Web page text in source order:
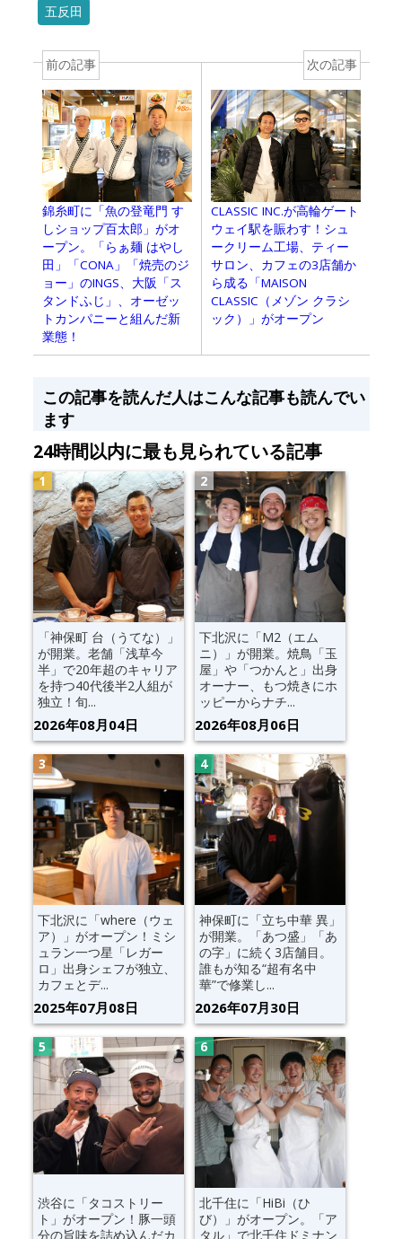
五反田
前の記事
錦糸町に「魚の登竜門 す
しショップ百太郎」がオ
ープン。「らぁ麺 はやし
田」「CONA」「焼売のジ
ョー」のINGS、大阪「ス
タンドふじ」、オーゼッ
トカンパニーと組んだ新
業態！
次の記事
CLASSIC INC.が高輪ゲート
ウェイ駅を賑わす！シュ
ークリーム工場、ティー
サロン、カフェの3店舗か
ら成る「MAISON
CLASSIC（メゾン クラシ
ック）」がオープン
この記事を読んだ人はこんな記事も読んでい
ます
24時間以内に最も見られている記事
「神保町 台（うてな）」
が開業。老舗「浅草今
半」で20年超のキャリア
を持つ40代後半2人組が
独立！旬...
2026年08月04日
下北沢に「M2（エム
ニ）」が開業。焼鳥「玉
屋」や「つかんと」出身
オーナー、もつ焼きにホ
ッピーからナチ...
2026年08月06日
下北沢に「where（ウェ
ア）」がオープン！ミシ
ュラン一つ星「レガー
ロ」出身シェフが独立、
カフェとデ...
2025年07月08日
神保町に「立ち中華 異」
が開業。「あつ盛」「あ
の字」に続く3店舗目。
誰もが知る“超有名中
華”で修業し...
2026年07月30日
渋谷に「タコストリー
ト」がオープン！豚一頭
分の旨味を詰め込んだカ
北千住に「HiBi（ひ
び）」がオープン。「ア
タル」で北千住ドミナン